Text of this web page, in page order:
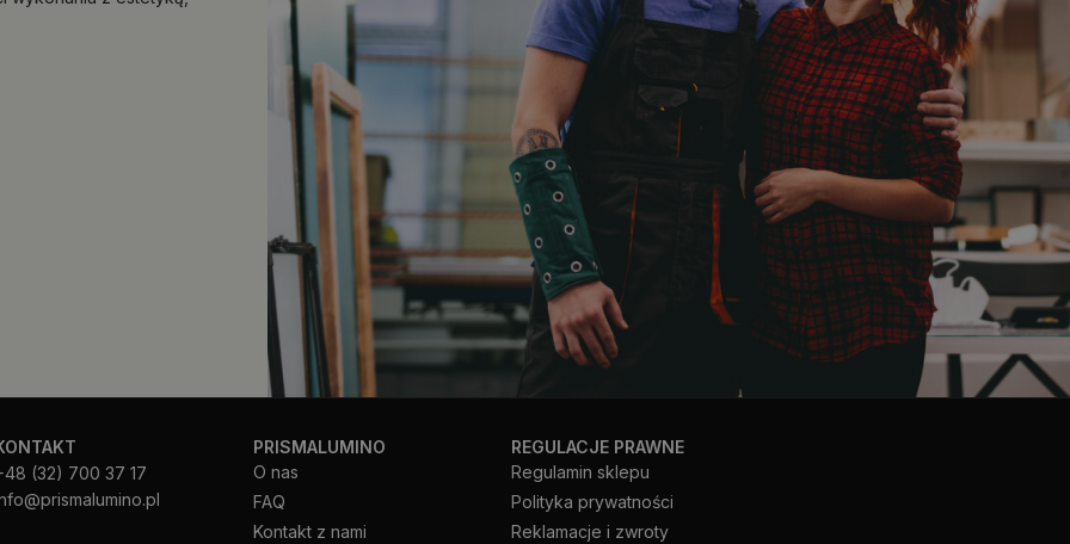
(32) 700 37 17
PRISMALUMINO
O nas
FAQ
Kontakt z nami
REGULACJE PRAWNE
Regulamin sklepu
Polityka prywatności
Reklamacje i zwroty